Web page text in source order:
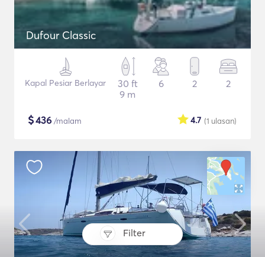
Filter
Dufour Classic
Kapal Pesiar Berlayar
30 ft
9 m
6 2 2
$436 /malam (1 ulasan)
4.7